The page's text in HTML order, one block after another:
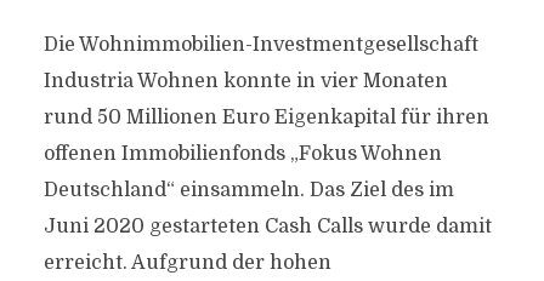
Die Wohnimmobilien-Investmentgesellschaft
Industria Wohnen konnte in vier Monaten
rund 50 Millionen Euro Eigenkapital für ihren
offenen Immobilienfonds „Fokus Wohnen
Deutschland“ einsammeln. Das Ziel des im
Juni 2020 gestarteten Cash Calls wurde damit
erreicht. Aufgrund der hohen